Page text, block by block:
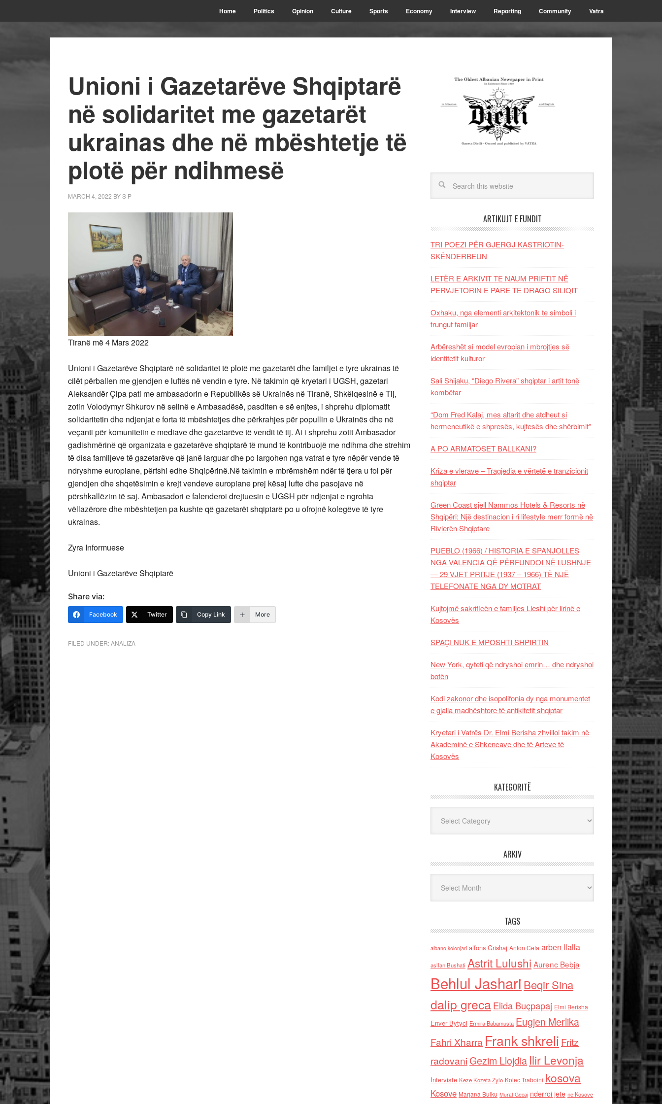
Home Politics Opinion Culture Sports Economy Interview Reporting Community Vatra
Unioni i Gazetarëve Shqiptarë
në solidaritet me gazetarët
ukrainas dhe në mbështetje të
plotë për ndihmesë
MARCH 4, 2022 BYS P
Tiranë më 4 Mars 2022
Unioni i Gazetarëve Shqiptarë në solidaritet të plotë me gazetarët dhe familjet e tyre ukrainas të
cilët përballen me gjendjen e luftës në vendin e tyre. Në takimin që kryetari i UGSH, gazetari
Aleksandër Çipa pati me ambasadorin e Republikës së Ukrainës në Tiranë, Shkëlqesinë e Tij,
zotin Volodymyr Shkurov në selinë e Ambasadësë, pasditen e së enjtes, i shprehu diplomatit
solidaritetin dhe ndjenjat e forta të mbështetjes dhe përkrahjes për popullin e Ukrainës dhe në
veçanti për komunitetin e mediave dhe gazetarëve të vendit të tij. Ai i shprehu zotit Ambasador
gadishmërinë që organizata e gazetarëve shqiptarë të mund të kontribuojë me ndihma dhe strehim
të disa familjeve të gazetarëve që janë larguar dhe po largohen nga vatrat e tyre nëpër vende të
ndryshme europiane, përfshi edhe Shqipërinë.Në takimin e mbrëmshëm ndër të tjera u fol për
gjendjen dhe shqetësimin e krejt vendeve europiane prej kësaj lufte dhe pasojave në
përshkallëzim të saj. Ambasadori e falenderoi drejtuesin e UGSH për ndjenjat e ngrohta
vëllazërore dhe mbështetjen pa kushte që gazetarët shqiptarë po u ofrojnë kolegëve të tyre
ukrainas.
Zyra Informuese
Unioni i Gazetarëve Shqiptarë
Share via:
Facebook Twitter Copy Link More
FILED UNDER:ANALIZA
ARTIKUJT E FUNDIT
TRI POEZI PËR GJERGJ KASTRIOTIN-
SKËNDERBEUN
LETËR E ARKIVIT TE NAUM PRIFTIT NË
PERVJETORIN E PARE TE DRAGO SILIQIT
Oxhaku, nga elementi arkitektonik te simboli i
trungut familjar
Arbëreshët si model evropian i mbrojtjes së
identitetit kulturor
Sali Shijaku, “Diego Rivera” shqiptar i artit tonë
kombëtar
“Dom Fred Kalaj, mes altarit dhe atdheut si
hermeneutikë e shpresës, kujtesës dhe shërbimit”
A PO ARMATOSET BALLKANI?
Kriza e vlerave – Tragjedia e vërtetë e tranzicionit
shqiptar
Green Coast sjell Nammos Hotels & Resorts në
Shqipëri: Një destinacion i ri lifestyle merr formë në
Rivierën Shqiptare
PUEBLO (1966) / HISTORIA E SPANJOLLES
NGA VALENCIA QË PËRFUNDOI NË LUSHNJE
— 29 VJET PRITJE (1937 – 1966) TË NJË
TELEFONATE NGA DY MOTRAT
Kujtojmë sakrificën e familjes Lleshi për lirinë e
Kosovës
SPAÇI NUK E MPOSHTI SHPIRTIN
New York, qyteti që ndryshoi emrin… dhe ndryshoi
botën
Kodi zakonor dhe isopolifonia dy nga monumentet
e gjalla madhështore të antikitetit shqiptar
Kryetari i Vatrës Dr. Elmi Berisha zhvilloi takim në
Akademinë e Shkencave dhe të Arteve të
Kosovës
KATEGORITË
ARKIV
TAGS
albano kolonjari alfons Grishaj Anton Cefa arben llalla
asllan Bushati Astrit Lulushi Aurenc Bebja
Behlul Jashari Beqir Sina
dalip grecaElida Buçpapaj Elmi Berisha
Enver Bytyci Ermira Babamusta Eugjen Merlika
Fahri Xharra Frank shkreli Fritz
radovaniGezim Llojdia Ilir Levonja
Interviste Keze Kozeta Zylo Kolec Traboini kosova
Kosove Marjana Bulku Murat Gecaj nderroi jete ne Kosove